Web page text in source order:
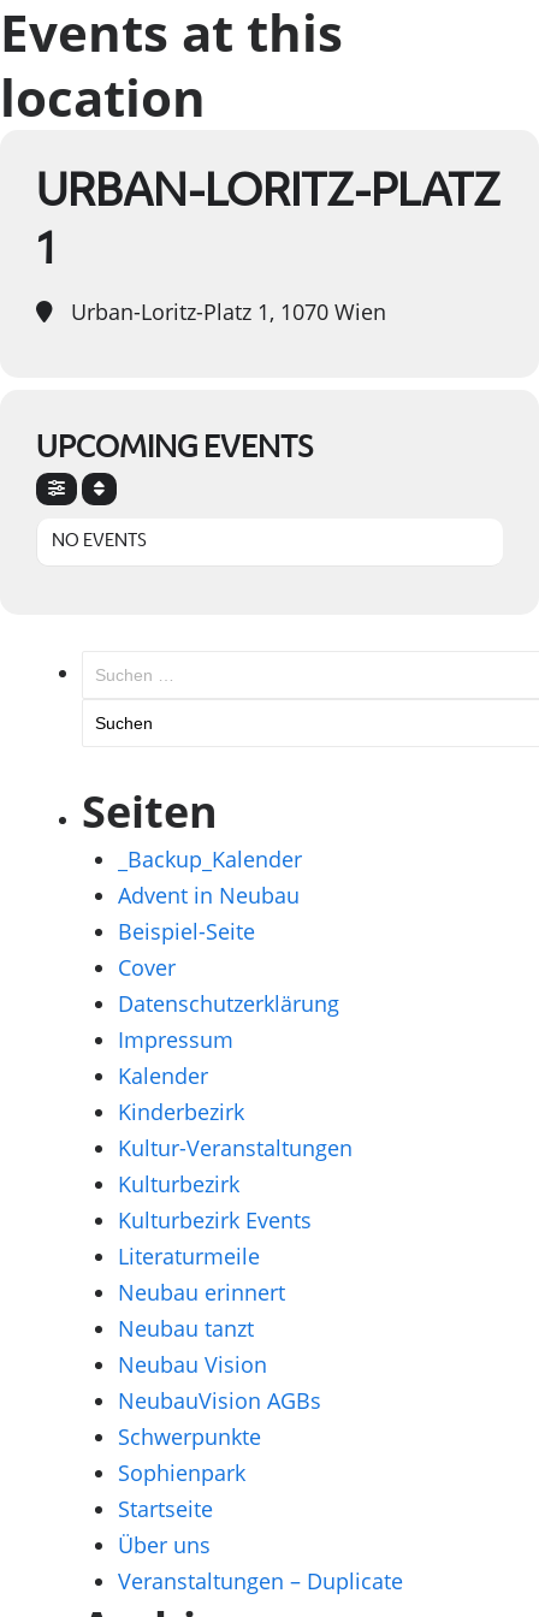
Events at this
location
URBAN-LORITZ-PLATZ
1
Urban-Loritz-Platz 1, 1070 Wien
UPCOMING EVENTS
NO EVENTS
Suchen
Seiten
_Backup_Kalender
Advent in Neubau
Beispiel-Seite
Cover
Datenschutzerklärung
Impressum
Kalender
Kinderbezirk
Kultur-Veranstaltungen
Kulturbezirk
Kulturbezirk Events
Literaturmeile
Neubau erinnert
Neubau tanzt
Neubau Vision
NeubauVision AGBs
Schwerpunkte
Sophienpark
Startseite
Über uns
Veranstaltungen – Duplicate